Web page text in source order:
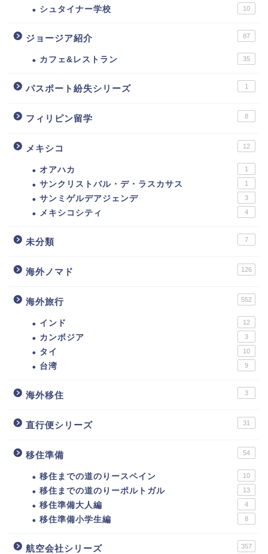
シュタイナー学校 10
ジョージア紹介 87
カフェ&レストラン 35
パスポート紛失シリーズ 1
フィリピン留学 8
メキシコ 12
オアハカ 1
サンクリストバル・デ・ラスカサス 1
サンミゲルデアジェンデ 3
メキシコシティ 4
未分類 7
海外ノマド 126
海外旅行 552
インド 12
カンボジア 3
タイ 10
台湾 9
海外移住 3
直行便シリーズ 31
移住準備 54
移住までの道のりースペイン 10
移住までの道のりーポルトガル 13
移住準備大人編 4
移住準備小学生編 8
航空会社シリーズ 357